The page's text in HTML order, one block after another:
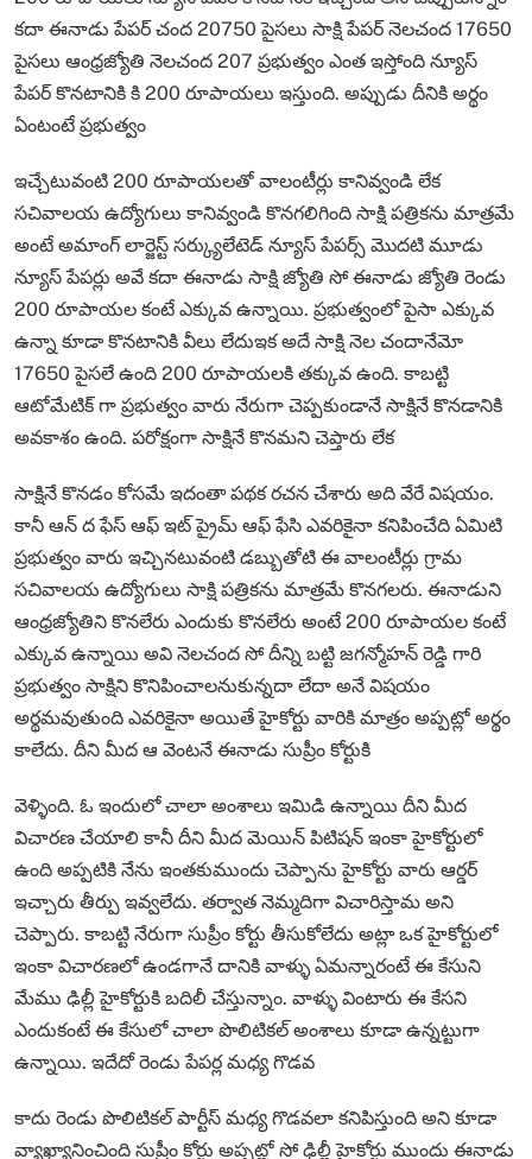
కదా ఈనాడు పేపర్ చంద 20750 పైసలు సాక్షి పేపర్ నెలచంద 17650
పైసలు ఆంధ్రజ్యోతి నెలచంద 207 ప్రభుత్వం ఎంత ఇస్తోంది న్యూస్
పేపర్ కొనటానికి కి 200 రూపాయలు ఇస్తుంది. అప్పుడు దీనికి అర్థం
ఏంటంటే ప్రభుత్వం
ఇచ్చేటువంటి 200 రూపాయలతో వాలంటీర్లు కానివ్వండి లేక
సచివాలయ ఉద్యోగులు కానివ్వండి కొనగలిగింది సాక్షి పత్రికను మాత్రమే
అంటే అమాంగ్ లార్జెస్ట్ సర్క్యులేటెడ్ న్యూస్ పేపర్స్ మొదటి మూడు
న్యూస్ పేపర్లు అవే కదా ఈనాడు సాక్షి జ్యోతి సో ఈనాడు జ్యోతి రెండు
200 రూపాయల కంటే ఎక్కువ ఉన్నాయి. ప్రభుత్వంలో పైసా ఎక్కువ
ఉన్నా కూడా కొనటానికి వీలు లేదుఇక అదే సాక్షి నెల చందానేమో
17650 పైసలే ఉంది 200 రూపాయలకి తక్కువ ఉంది. కాబట్టి
ఆటోమేటిక్ గా ప్రభుత్వం వారు నేరుగా చెప్పకుండానే సాక్షినే కొనడానికి
అవకాశం ఉంది. పరోక్షంగా సాక్షినే కొనమని చెప్తారు లేక
సాక్షినే కొనడం కోసమే ఇదంతా పథక రచన చేశారు అది వేరే విషయం.
కానీ ఆన్ ద ఫేస్ ఆఫ్ ఇట్ ప్రైమ్ ఆఫ్ ఫేసి ఎవరికైనా కనిపించేది ఏమిటి
ప్రభుత్వం వారు ఇచ్చినటువంటి డబ్బుతోటి ఈ వాలంటీర్లు గ్రామ
సచివాలయ ఉద్యోగులు సాక్షి పత్రికను మాత్రమే కొనగలరు. ఈనాడుని
ఆంధ్రజ్యోతిని కొనలేరు ఎందుకు కొనలేరు అంటే 200 రూపాయల కంటే
ఎక్కువ ఉన్నాయి అవి నెలచంద సో దీన్ని బట్టి జగన్మోహన్ రెడ్డి గారి
ప్రభుత్వం సాక్షిని కొనిపించాలనుకున్నదా లేదా అనే విషయం
అర్థమవుతుంది ఎవరికైనా అయితే హైకోర్టు వారికి మాత్రం అప్పట్లో అర్థం
కాలేదు. దీని మీద ఆ వెంటనే ఈనాడు సుప్రీం కోర్టుకి
వెళ్ళింది. ఓ ఇందులో చాలా అంశాలు ఇమిడి ఉన్నాయి దీని మీద
విచారణ చేయాలి కానీ దీని మీద మెయిన్ పిటిషన్ ఇంకా హైకోర్టులో
ఉంది అప్పటికి నేను ఇంతకుముందు చెప్పాను హైకోర్టు వారు ఆర్డర్
ఇచ్చారు తీర్పు ఇవ్వలేదు. తర్వాత నెమ్మదిగా విచారిస్తామ అని
చెప్పారు. కాబట్టి నేరుగా సుప్రీం కోర్టు తీసుకోలేదు అట్లా ఒక హైకోర్టులో
ఇంకా విచారణలో ఉండగానే దానికి వాళ్ళు ఏమన్నారంటే ఈ కేసుని
మేము ఢిల్లీ హైకోర్టుకి బదిలీ చేస్తున్నాం. వాళ్ళు వింటారు ఈ కేసని
ఎందుకంటే ఈ కేసులో చాలా పొలిటికల్ అంశాలు కూడా ఉన్నట్టుగా
ఉన్నాయి. ఇదేదో రెండు పేపర్ల మధ్య గొడవ
కాదు రెండు పొలిటికల్ పార్టీస్ మధ్య గొడవలా కనిపిస్తుంది అని కూడా
వ్యాఖ్యానించింది సుప్రీం కోర్టు అప్పట్లో సో ఢిల్లీ హైకోర్టు ముందు ఈనాడు